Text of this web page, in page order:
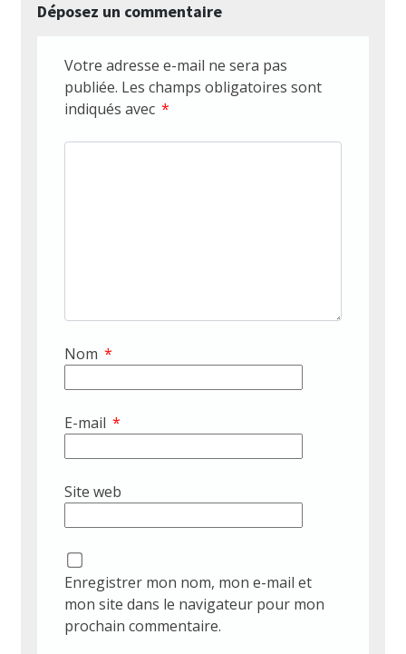
Déposez un commentaire
Votre adresse e-mail ne sera pas
publiée. Les champs obligatoires sont
indiqués avec *
Nom *
E-mail *
Site web
Enregistrer mon nom, mon e-mail et
mon site dans le navigateur pour mon
prochain commentaire.